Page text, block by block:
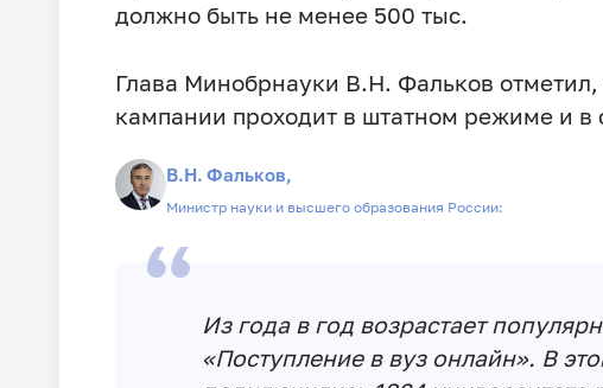
должно быть не менее 500 тыс.
Глава Минобрнауки В.Н. Фальков отметил,
кампании проходит в штатном режиме и в
В.Н. Фальков,
Министр науки и высшего образования России:
Из года в год возрастает
«Поступление в вуз онлайн». В